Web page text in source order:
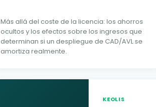
Más allá del coste de la licencia: los ahorros
ocultos y los efectos sobre los ingresos que
determinan si un despliegue de CAD/AVL se
amortiza realmente.
KEOLIS